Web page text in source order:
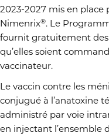
2023-2027 mis en place
Nimenrix®. Le
fournit gratuitement des
qu’elles soient
vaccinateur.
Le vaccin contre les
conjugué à l’anatoxine
administré par voie
en injectant l’ensemble